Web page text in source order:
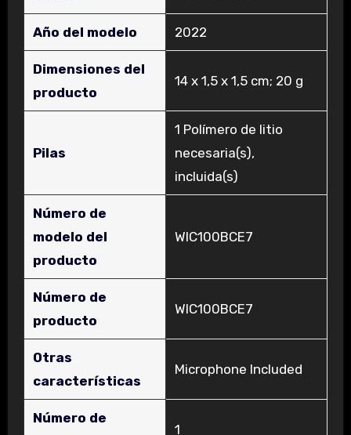
Año del modelo ‎2022
Dimensiones del
producto
‎14 x 1,5 x 1,5 cm; 20 g
Pilas
‎1 Polímero de litio
necesaria(s),
incluida(s)
Número de
modelo del
producto
‎WIC100BCE7
Número de
producto
‎WIC100BCE7
Otras
características
‎Microphone Included
Número de
‎1